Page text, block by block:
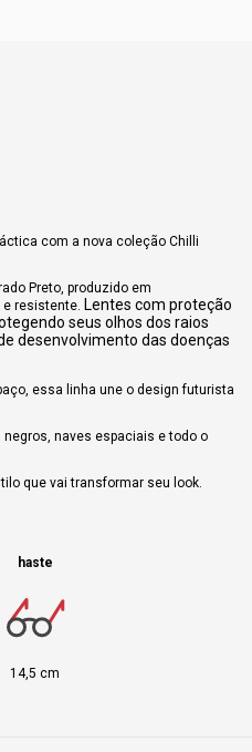
com a nova coleção Chilli
Preto, produzido em
e resistente. Lentes com proteção
seus olhos dos raios
desenvolvimento das doenças
essa linha une o design futurista
naves espaciais e todo o
que vai transformar seu look.
haste
14,5 cm